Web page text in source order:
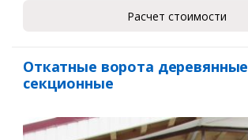
Расчет стоимости
Откатные ворота деревянные
секционные